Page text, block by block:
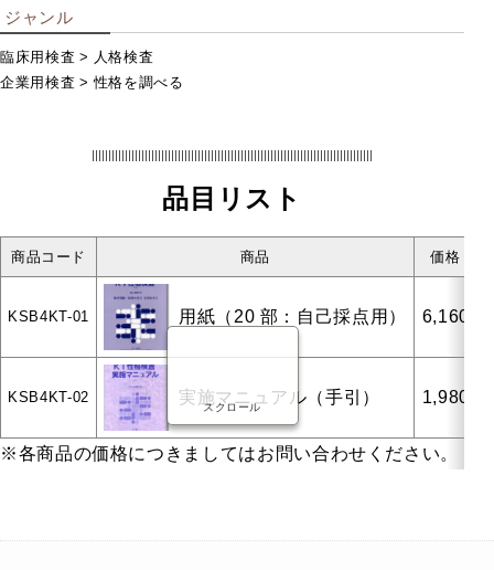
ジャンル
臨床用検査
人格検査
企業用検査
性格を調べる
品目リスト
商品コード 商品 価格
KSB4KT-01 用紙（20 部：自己採点用） 6,160
KSB4KT-02 実施マニュアル（手引） 1,980
※各商品の価格につきましてはお問い合わせください。
スクロール
学校用検
中学校用
高等学校用
大学・短大・専門学校用
検査